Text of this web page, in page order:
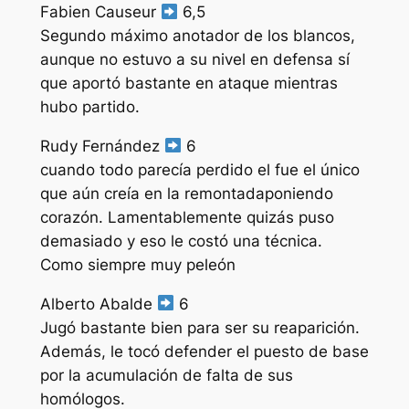
Fabien Causeur
6,5
Segundo máximo anotador de los blancos,
aunque no estuvo a su nivel en defensa sí
que aportó bastante en ataque mientras
hubo partido.
Rudy Fernández
6
cuando todo parecía perdido el fue el único
que aún creía en la remontadaponiendo
corazón. Lamentablemente quizás puso
demasiado y eso le costó una técnica.
Como siempre muy peleón
Alberto Abalde
6
Jugó bastante bien para ser su reaparición.
Además, le tocó defender el puesto de base
por la acumulación de falta de sus
homólogos.